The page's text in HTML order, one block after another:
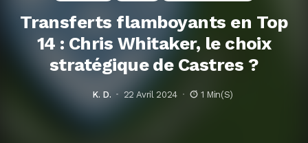
Transferts flamboyants en Top
14 : Chris Whitaker, le choix
stratégique de Castres ?
K. D. 22 Avril 2024 1 Min(s)